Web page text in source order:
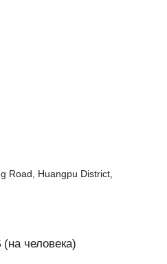
Road, Huangpu District,
человека)